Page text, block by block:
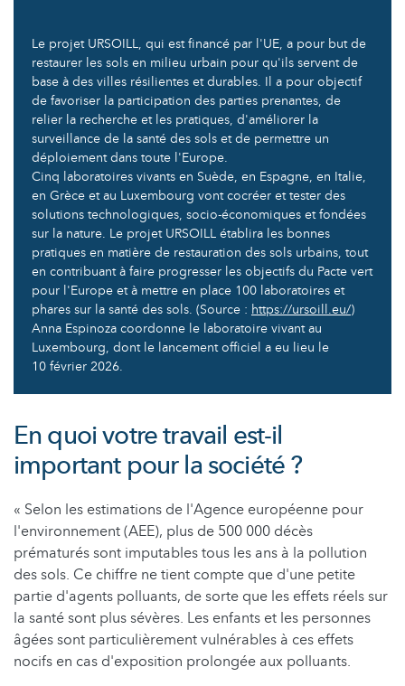
Le projet URSOILL, qui est financé par l'UE, a pour but de
restaurer les sols en milieu urbain pour qu'ils servent de
base à des villes résilientes et durables. Il a pour objectif
de favoriser la participation des parties prenantes, de
relier la recherche et les pratiques, d'améliorer la
surveillance de la santé des sols et de permettre un
déploiement dans toute l'Europe.
Cinq laboratoires vivants en Suède, en Espagne, en Italie,
en Grèce et au Luxembourg vont cocréer et tester des
solutions technologiques, socio-économiques et fondées
sur la nature. Le projet URSOILL établira les bonnes
pratiques en matière de restauration des sols urbains, tout
en contribuant à faire progresser les objectifs du Pacte vert
pour l'Europe et à mettre en place 100 laboratoires et
phares sur la santé des sols. (Source : https://ursoill.eu/)
Anna Espinoza coordonne le laboratoire vivant au
Luxembourg, dont le lancement officiel a eu lieu le
10 février 2026.
En quoi votre travail est-il
important pour la société ?
« Selon les estimations de l'Agence européenne pour
l'environnement (AEE), plus de 500 000 décès
prématurés sont imputables tous les ans à la pollution
des sols. Ce chiffre ne tient compte que d'une petite
partie d'agents polluants, de sorte que les effets réels sur
la santé sont plus sévères. Les enfants et les personnes
âgées sont particulièrement vulnérables à ces effets
nocifs en cas d'exposition prolongée aux polluants.